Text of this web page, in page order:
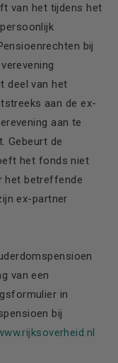
van het tijdens het
bij
deel van het
aan de ex-
aan te
Gebeurt de
het fonds niet
het betreffende
ex-partner
van een
in
bij